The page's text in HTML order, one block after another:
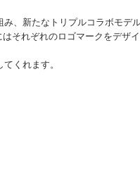
、新たなトリプルコラボモデル
それぞれのロゴマークをデザイ
くれます。